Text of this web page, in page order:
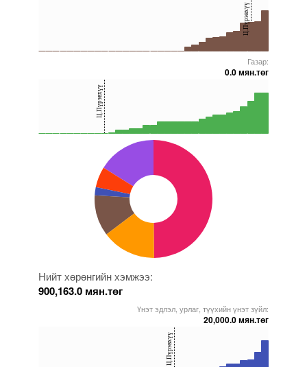
5000000000000005271857
Ц.Пүрэвхүү
Газар:
0.0 мян.төг
500000000000000523725450000000000000052161775000000000000005271857
Ц.Пүрэвхүү
Нийт хөрөнгийн хэмжээ:
900,163.0 мян.төг
Үнэт эдлэл, урлаг, түүхийн үнэт зүйл:
20,000.0 мян.төг
Ц.Пүрэвхүү